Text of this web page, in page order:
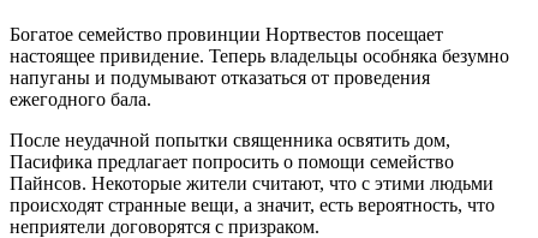
Богатое семейство провинции Нортвестов посещает
настоящее привидение. Теперь владельцы особняка безумно
напуганы и подумывают отказаться от проведения
ежегодного бала.
После неудачной попытки священника освятить дом,
Пасифика предлагает попросить о помощи семейство
Пайнсов. Некоторые жители считают, что с этими людьми
происходят странные вещи, а значит, есть вероятность, что
неприятели договорятся с призраком.